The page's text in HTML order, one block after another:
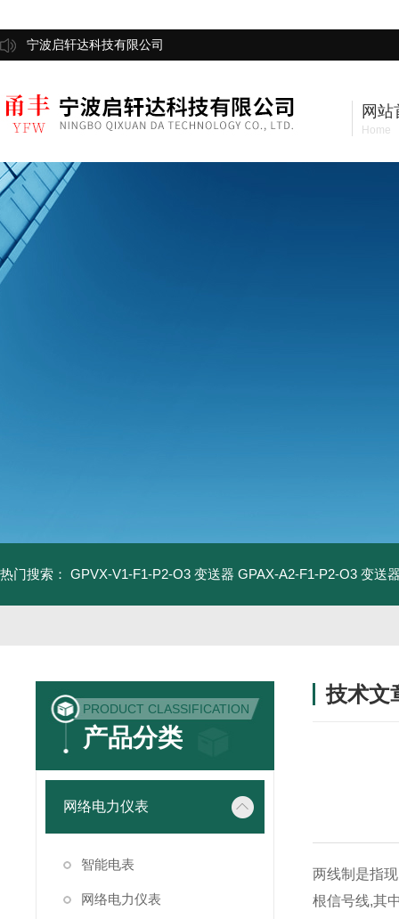
宁波启轩达科技有限公司
网站
Home
热门搜索： GPVX-V1-F1-P2-O3 变送器 GPAX-A2-F1-P2-O3 变送
PRODUCT CLASSIFICATION
产品分类
网络电力仪表
智能电表
网络电力仪表
技术文
两线制是指
根信号线,其